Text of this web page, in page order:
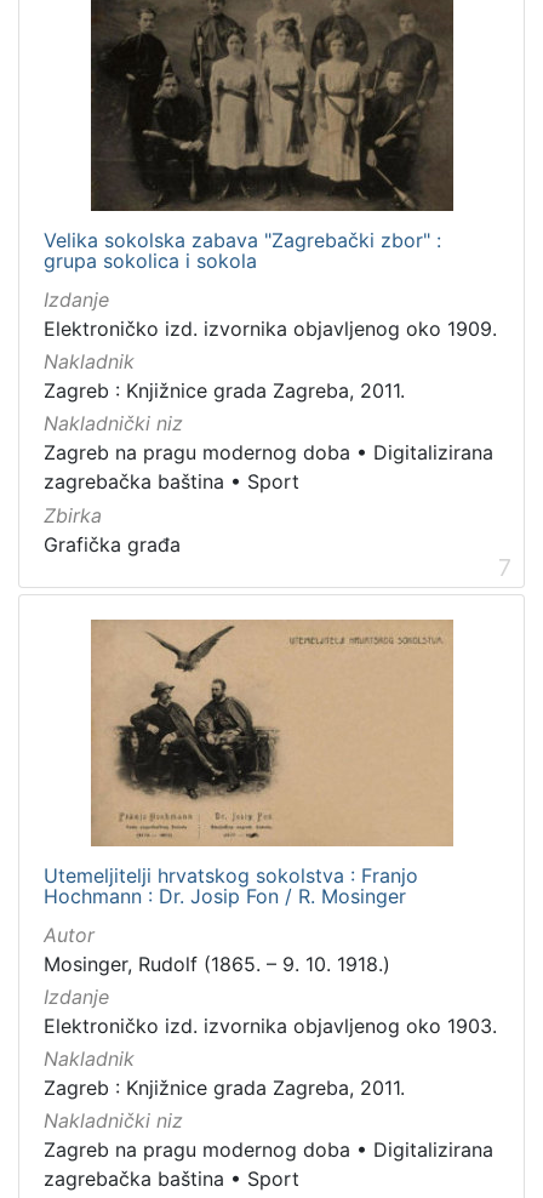
Velika sokolska zabava "Zagrebački zbor" :
grupa sokolica i sokola
Izdanje
Elektroničko izd. izvornika objavljenog oko 1909.
Nakladnik
Zagreb : Knjižnice grada Zagreba, 2011.
Nakladnički niz
Zagreb na pragu modernog doba • Digitalizirana
zagrebačka baština • Sport
Zbirka
Grafička građa
7
Utemeljitelji hrvatskog sokolstva : Franjo
Hochmann : Dr. Josip Fon / R. Mosinger
Autor
Mosinger, Rudolf (1865. – 9. 10. 1918.)
Izdanje
Elektroničko izd. izvornika objavljenog oko 1903.
Nakladnik
Zagreb : Knjižnice grada Zagreba, 2011.
Nakladnički niz
Zagreb na pragu modernog doba • Digitalizirana
zagrebačka baština • Sport